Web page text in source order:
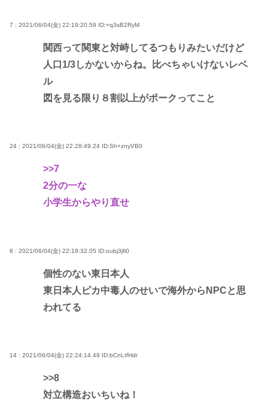
7 : 2021/06/04(金) 22:19:20.59 ID:+q3sB2RyM
関西って関東と対峙してるつもりみたいだけど
人口1/3しかないからね。比べちゃいけないレベ
ル
図を見る限り８割以上がポークってこと
24 : 2021/06/04(金) 22:28:49.24 ID:Sh+znyVB0
>>7
2分の一な
小学生からやり直せ
8 : 2021/06/04(金) 22:19:32.05 ID:oubj3jfi0
個性のない東日本人
東日本人ピカ中毒人のせいで海外からNPCと思
われてる
14 : 2021/06/04(金) 22:24:14.49 ID:bCnLtfHdr
>>8
対立構造おいちいね！